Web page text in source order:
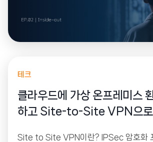
테크
클라우드에 가상 온프레미스
하고 Site-to-Site VPN으로
Site to Site VPN이란? IPSec 암호화